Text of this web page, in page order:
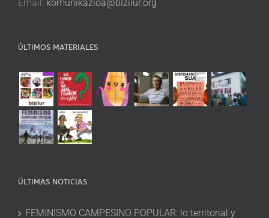
Email: komunikazioa@bizilur.org
ÚLTIMOS MATERIALES
ÚLTIMAS NOTICIAS
FEMINISMO CAMPESINO POPULAR: lo territorial y